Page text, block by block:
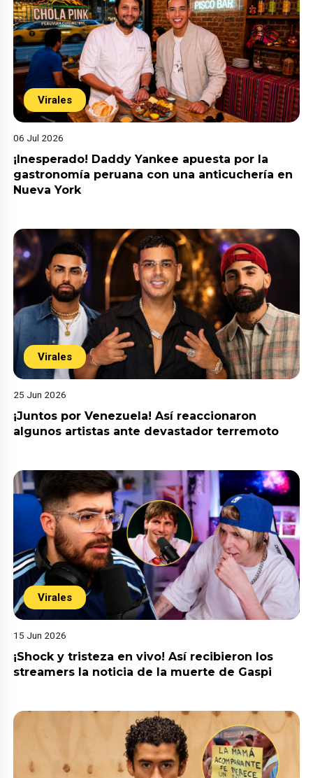
Virales
06 Jul 2026
¡Inesperado! Daddy Yankee apuesta por la
gastronomía peruana con una anticuchería en
Nueva York
Virales
25 Jun 2026
¡Juntos por Venezuela! Así reaccionaron
algunos artistas ante devastador terremoto
Virales
15 Jun 2026
¡Shock y tristeza en vivo! Así recibieron los
streamers la noticia de la muerte de Gaspi